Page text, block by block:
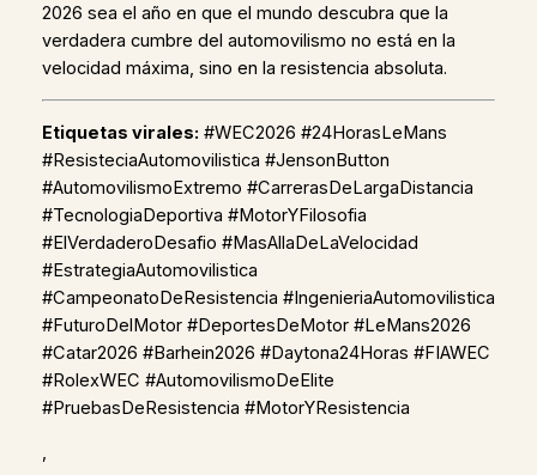
2026 sea el año en que el mundo descubra que la
verdadera cumbre del automovilismo no está en la
velocidad máxima, sino en la resistencia absoluta.
Etiquetas virales: #WEC2026 #24HorasLeMans
#ResisteciaAutomovilistica #JensonButton
#AutomovilismoExtremo #CarrerasDeLargaDistancia
#TecnologiaDeportiva #MotorYFilosofia
#ElVerdaderoDesafio #MasAllaDeLaVelocidad
#EstrategiaAutomovilistica
#CampeonatoDeResistencia #IngenieriaAutomovilistica
#FuturoDelMotor #DeportesDeMotor #LeMans2026
#Catar2026 #Barhein2026 #Daytona24Horas #FIAWEC
#RolexWEC #AutomovilismoDeElite
#PruebasDeResistencia #MotorYResistencia
,